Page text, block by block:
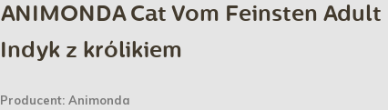
ANIMONDA Cat Vom Feinsten Adult
Indyk z królikiem
Producent:Animonda